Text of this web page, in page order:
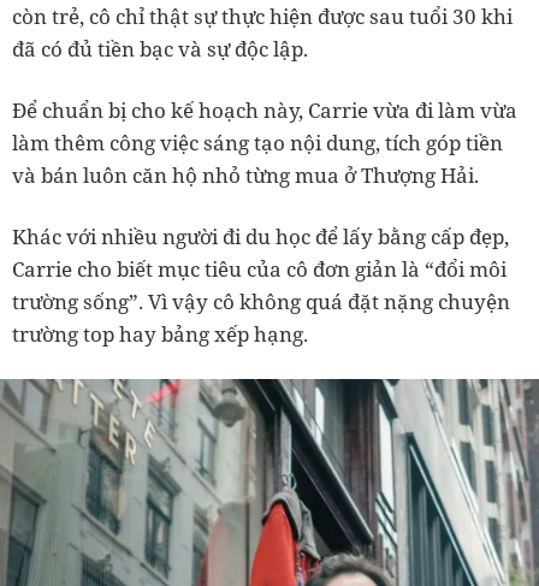
còn trẻ, cô chỉ thật sự thực hiện được sau tuổi 30 khi
đã có đủ tiền bạc và sự độc lập.
Để chuẩn bị cho kế hoạch này, Carrie vừa đi làm vừa
làm thêm công việc sáng tạo nội dung, tích góp tiền
và bán luôn căn hộ nhỏ từng mua ở Thượng Hải.
Khác với nhiều người đi du học để lấy bằng cấp đẹp,
Carrie cho biết mục tiêu của cô đơn giản là “đổi môi
trường sống”. Vì vậy cô không quá đặt nặng chuyện
trường top hay bảng xếp hạng.